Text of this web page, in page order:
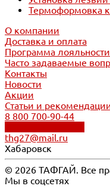
Термоформовка
О компании
Доставка и оплата
Программа лояльности
Часто задаваемые
Контакты
Новости
Акции
Статьи и
8 800 700-90-44
thg27@mail.ru
Хабаровск
© 2026 ТАФГАЙ. Все
Мы в соцсетях